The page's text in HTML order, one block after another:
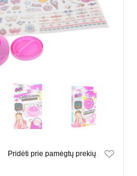
Pridėti prie pamėgtų prekių